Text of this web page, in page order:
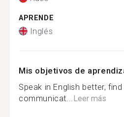
APRENDE
Inglés
Mis objetivos de
Speak in English better,
communicat... Leer más